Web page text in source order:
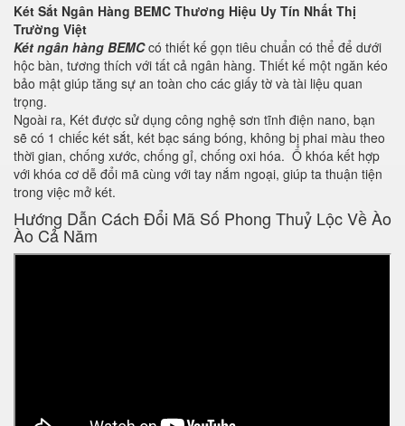
Két Sắt Ngân Hàng BEMC Thương Hiệu Uy Tín Nhất Thị
Trường Việt
Két ngân hàng BEMCcó thiết kế gọn tiêu chuẩn có thể để dưới
hộc bàn, tương thích với tất cả ngân hàng. Thiết kế một ngăn kéo
bảo mật giúp tăng sự an toàn cho các giấy tờ và tài liệu quan
trọng.
Ngoài ra, Két được sử dụng công nghệ sơn tĩnh điện nano, bạn
sẽ có 1 chiếc két sắt, két bạc sáng bóng, không bị phai màu theo
thời gian, chống xước, chống gỉ, chống oxi hóa. Ổ khóa kết hợp
với khóa cơ dễ đổi mã cùng với tay nắm ngoại, giúp ta thuận tiện
trong việc mở két.
Hướng Dẫn Cách Đổi Mã Số Phong Thuỷ Lộc Về Ào
Ào Cả Năm